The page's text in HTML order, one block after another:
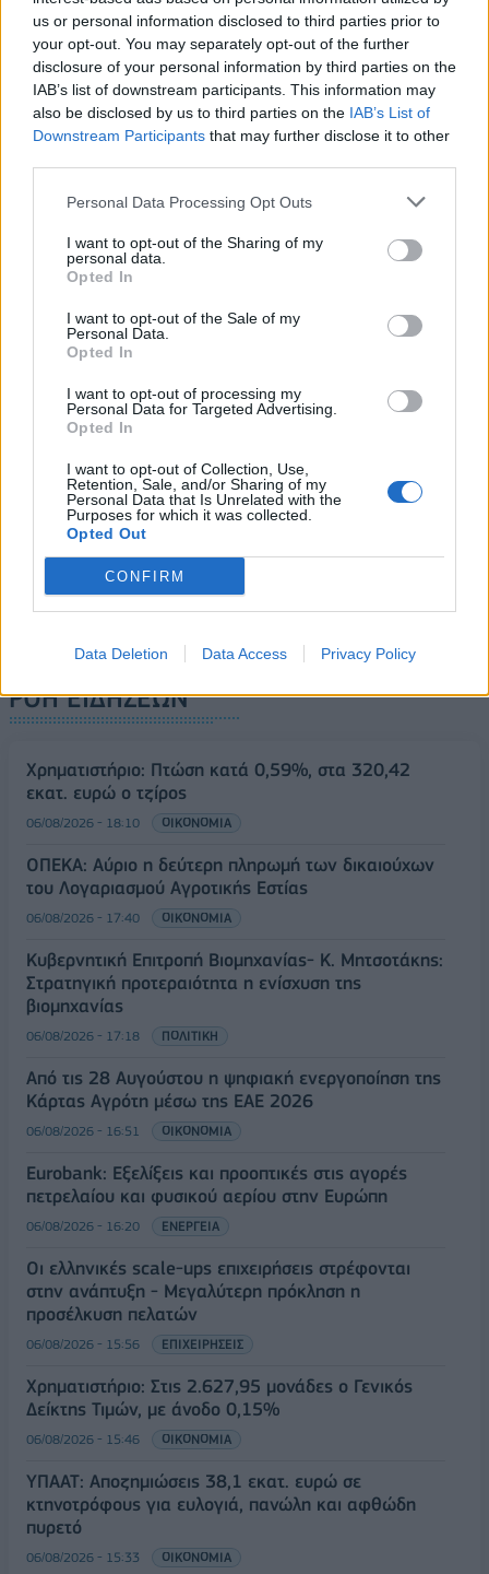
us or personal information disclosed to third parties prior to
your opt-out. You may separately opt-out of the further
disclosure of your personal information by third parties on the
IAB’s list of downstream participants. This information may
also be disclosed by us to third parties on the IAB’s List of
Downstream Participants that may further disclose it to other
Personal Data Processing Opt Outs
I want to opt-out of the Sharing of my
personal data.
Opted In
I want to opt-out of the Sale of my
Personal Data.
Opted In
I want to opt-out of processing my
Personal Data for Targeted Advertising.
Opted In
I want to opt-out of Collection, Use,
Retention, Sale, and/or Sharing of my
Personal Data that Is Unrelated with the
Purposes for which it was collected.
Opted Out
CONFIRM
Data Deletion Data Access Privacy Policy
ΠΕΡΙΣΣΌΤΕΡΑ ΣΕ ΑΥΤΉ ΤΗΝ ΚΑΤΗΓΟΡΊΑ
ΑΧΑ: Βράβευση των
συνεργατών με τις
06/04/2015 - 03:00
ΝΑCCO Material Handling
ΡΟΗ ΕΙΔΗΣΕΩΝ
Χρηματιστήριο: Πτώση κατά 0,59%, στα 320,42
εκατ. ευρώ ο τζίρος
06/08/2026 - 18:10 ΟΙΚΟΝΟΜΙΑ
ΟΠΕΚΑ: Αύριο η δεύτερη πληρωμή των δικαιούχων
του Λογαριασμού Αγροτικής Εστίας
06/08/2026 - 17:40 ΟΙΚΟΝΟΜΙΑ
Κυβερνητική Επιτροπή Βιομηχανίας- Κ. Μητσοτάκης:
Στρατηγική προτεραιότητα η ενίσχυση της
βιομηχανίας
06/08/2026 - 17:18 ΠΟΛΙΤΙΚΗ
Από τις 28 Αυγούστου η ψηφιακή ενεργοποίηση της
Κάρτας Αγρότη μέσω της ΕΑΕ 2026
06/08/2026 - 16:51 ΟΙΚΟΝΟΜΙΑ
Eurobank: Εξελίξεις και προοπτικές στις αγορές
πετρελαίου και φυσικού αερίου στην Ευρώπη
06/08/2026 - 16:20 ΕΝΕΡΓΕΙΑ
Οι ελληνικές scale-ups επιχειρήσεις στρέφονται
στην ανάπτυξη - Μεγαλύτερη πρόκληση η
προσέλκυση πελατών
06/08/2026 - 15:56 ΕΠΙΧΕΙΡΗΣΕΙΣ
Χρηματιστήριο: Στις 2.627,95 μονάδες ο Γενικός
Δείκτης Τιμών, με άνοδο 0,15%
06/08/2026 - 15:46 ΟΙΚΟΝΟΜΙΑ
ΥΠΑΑΤ: Αποζημιώσεις 38,1 εκατ. ευρώ σε
κτηνοτρόφους για ευλογιά, πανώλη και αφθώδη
πυρετό
06/08/2026 - 15:33 ΟΙΚΟΝΟΜΙΑ